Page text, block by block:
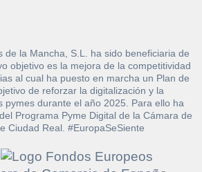
de la Mancha, S.L. ha sido beneficiaria de
objetivo es la mejora de la competitividad
al cual ha puesto en marcha un Plan de
de reforzar la digitalización y la
pymes durante el año 2025. Para ello ha
Programa Pyme Digital de la Cámara de
Ciudad Real. #EuropaSeSiente